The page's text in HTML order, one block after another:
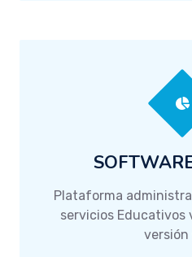
Plataforma
servicios Educativos
versión